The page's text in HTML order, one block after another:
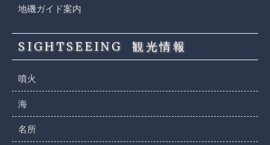
地磯ガイド案内
SIGHTSEEING 観光情報
噴火
海
名所